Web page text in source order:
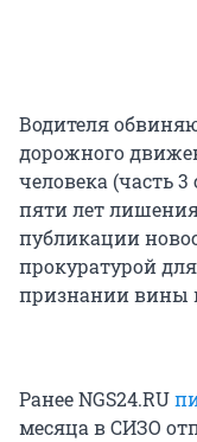
Водителя
дорожного
человека (часть
пяти лет
публикации
прокуратурой
признании вины
Ранее NGS24.RU
месяца в СИЗО